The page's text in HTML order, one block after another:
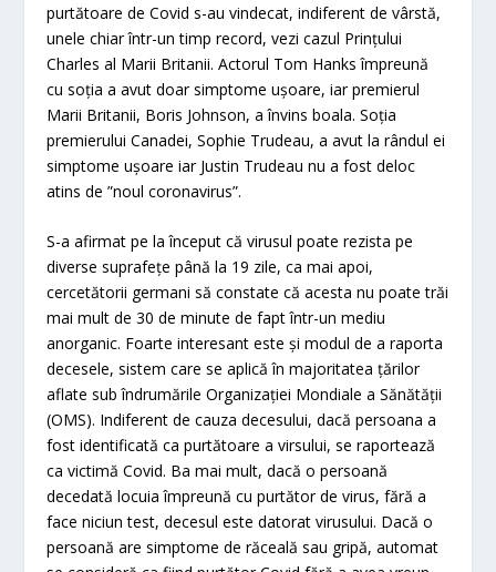
purtătoare de Covid s-au vindecat, indiferent de vârstă,
unele chiar într-un timp record, vezi cazul Prințului
Charles al Marii Britanii. Actorul Tom Hanks împreună
cu soția a avut doar simptome ușoare, iar premierul
Marii Britanii, Boris Johnson, a învins boala. Soția
premierului Canadei, Sophie Trudeau, a avut la rândul ei
simptome ușoare iar Justin Trudeau nu a fost deloc
atins de ”noul coronavirus”.
S-a afirmat pe la început că virusul poate rezista pe
diverse suprafețe până la 19 zile, ca mai apoi,
cercetătorii germani să constate că acesta nu poate trăi
mai mult de 30 de minute de fapt într-un mediu
anorganic. Foarte interesant este și modul de a raporta
decesele, sistem care se aplică în majoritatea țărilor
aflate sub îndrumările Organizației Mondiale a Sănătății
(OMS). Indiferent de cauza decesului, dacă persoana a
fost identificată ca purtătoare a virsului, se raportează
ca victimă Covid. Ba mai mult, dacă o persoană
decedată locuia împreună cu purtător de virus, fără a
face niciun test, decesul este datorat virusului. Dacă o
persoană are simptome de răceală sau gripă, automat